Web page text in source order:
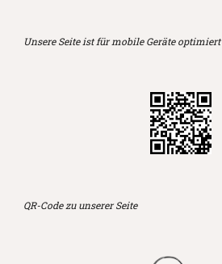
Unsere Seite ist für mobile Geräte optimiert
QR-Code zu unserer Seite